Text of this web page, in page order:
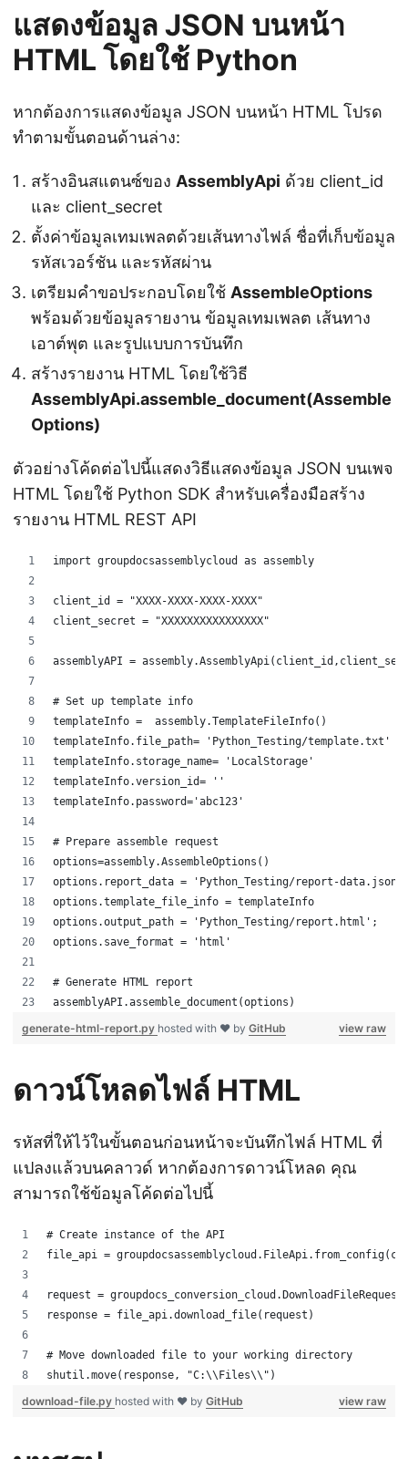
แสดงข้อมูล JSON บนหน้า
HTML โดยใช้ Python
หากต้องการแสดงข้อมูล JSON บนหน้า HTML โปรด
ทำตามขั้นตอนด้านล่าง:
สร้างอินสแตนซ์ของ AssemblyApi ด้วย client_id
และ client_secret
ตั้งค่าข้อมูลเทมเพลตด้วยเส้นทางไฟล์ ชื่อที่เก็บข้อมูล
รหัสเวอร์ชัน และรหัสผ่าน
เตรียมคำขอประกอบโดยใช้ AssembleOptions
พร้อมด้วยข้อมูลรายงาน ข้อมูลเทมเพลต เส้นทาง
เอาต์พุต และรูปแบบการบันทึก
สร้างรายงาน HTML โดยใช้วิธี
AssemblyApi.assemble_document(Assemble
Options)
ตัวอย่างโค้ดต่อไปนี้แสดงวิธีแสดงข้อมูล JSON บนเพจ
HTML โดยใช้ Python SDK สำหรับเครื่องมือสร้าง
รายงาน HTML REST API
import groupdocsassemblycloud as assembly
client_id = "XXXX-XXXX-XXXX-XXXX"
client_secret = "XXXXXXXXXXXXXXXX"
assemblyAPI =
# Set up template info
templateInfo =  assembly.TemplateFileInfo()
templateInfo.file_path= 'Python_Testing/template.txt'
templateInfo.storage_name= 'LocalStorage'
templateInfo.version_id= ''
templateInfo.password='abc123'
# Prepare assemble request
options=assembly.AssembleOptions()
options.report_data = 'Python_Testing/report-
options.template_file_info = templateInfo
options.output_path = 'Python_Testing/report.html';
options.save_format = 'html'
# Generate HTML report
assemblyAPI.assemble_document(options)
view raw
generate-html-report.py hosted with ❤ by GitHub
ดาวน์โหลดไฟล์ HTML
รหัสที่ให้ไว้ในขั้นตอนก่อนหน้าจะบันทึกไฟล์ HTML ที่
แปลงแล้วบนคลาวด์ หากต้องการดาวน์โหลด คุณ
สามารถใช้ข้อมูลโค้ดต่อไปนี้
# Create instance of the API
file_api =
request =
response = file_api.download_file(request)
# Move downloaded file to your working directory
shutil.move(response, "C:\\Files\\")
view raw
download-file.py hosted with ❤ by GitHub